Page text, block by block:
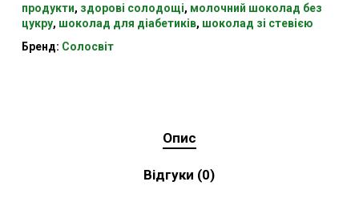
продукти, здорові солодощі, молочний шоколад без
цукру, шоколад для діабетиків, шоколад зі стевією
Бренд: Солосвіт
Опис
Відгуки (0)